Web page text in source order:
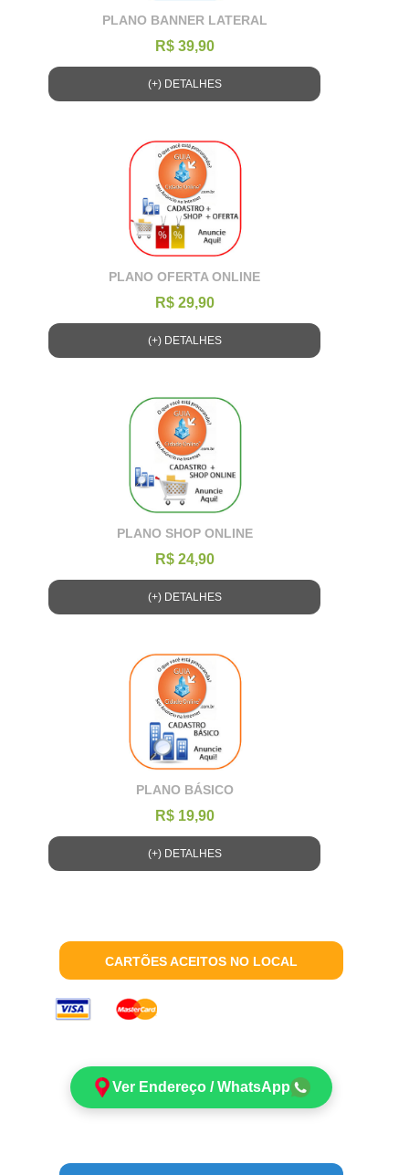
PLANO BANNER LATERAL
R$ 39,90
(+) DETALHES
PLANO OFERTA ONLINE
R$ 29,90
(+) DETALHES
PLANO SHOP ONLINE
R$ 24,90
(+) DETALHES
PLANO BÁSICO
R$ 19,90
(+) DETALHES
CARTÕES ACEITOS NO LOCAL
Ver Endereço / WhatsApp